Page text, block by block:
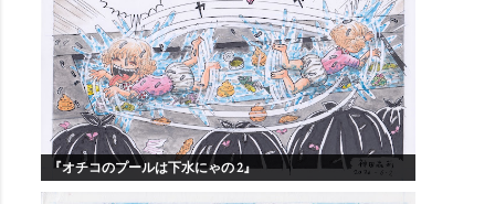
『オチコのプールは下水にゃの 2』